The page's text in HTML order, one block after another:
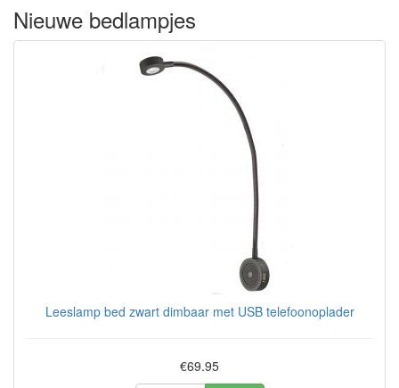
Nieuwe bedlampjes
Leeslamp bed zwart dimbaar met USB telefoonoplader
€69.95